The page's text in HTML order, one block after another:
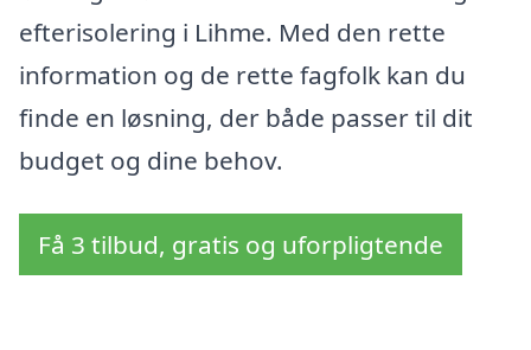
efterisolering i Lihme. Med den rette
information og de rette fagfolk kan du
finde en løsning, der både passer til dit
budget og dine behov.
Få 3 tilbud, gratis og uforpligtende